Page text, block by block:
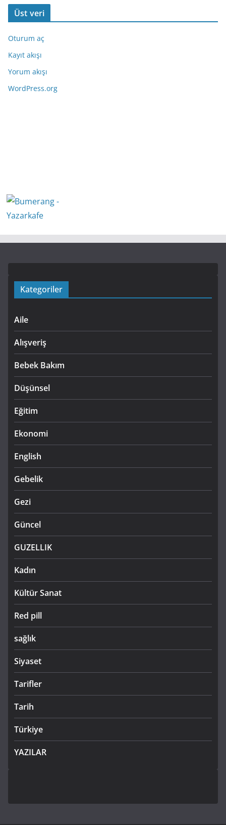
Üst veri
Oturum aç
Kayıt akışı
Yorum akışı
WordPress.org
Kategoriler
Aile
Alışveriş
Bebek Bakım
Düşünsel
Eğitim
Ekonomi
English
Gebelik
Gezi
Güncel
GUZELLIK
Kadın
Kültür Sanat
Red pill
sağlık
Siyaset
Tarifler
Tarih
Türkiye
YAZILAR